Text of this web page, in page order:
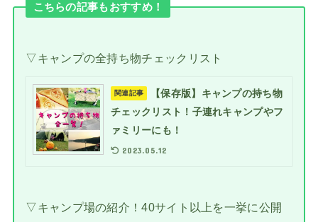
こちらの記事もおすすめ！
▽キャンプの全持ち物チェックリスト
関連記事
【保存版】キャンプの持ち物
チェックリスト！子連れキャンプやフ
ァミリーにも！
2023.05.12
▽キャンプ場の紹介！40サイト以上を一挙に公開